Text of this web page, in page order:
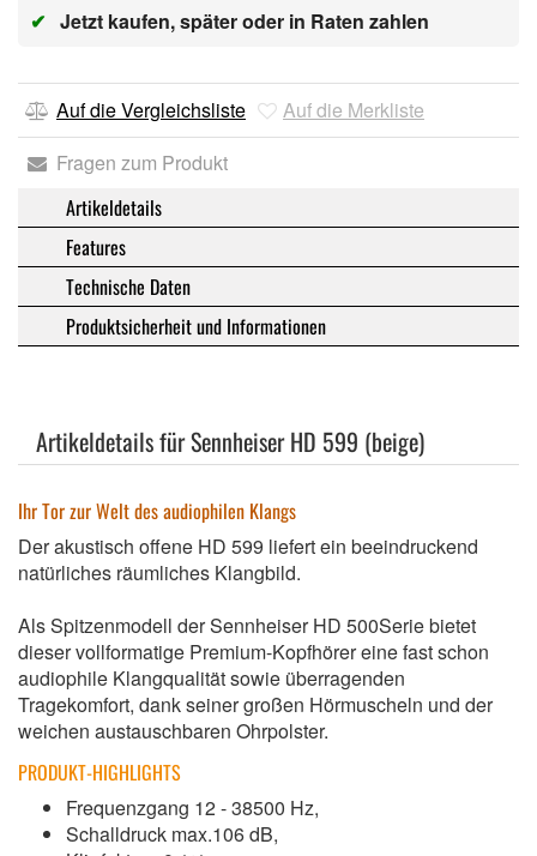
✔ Jetzt kaufen, später oder in Raten zahlen
Auf die Vergleichsliste
Auf die Merkliste
Fragen zum Produkt
Artikeldetails
Features
Technische Daten
Produktsicherheit und Informationen
Artikeldetails für Sennheiser HD 599 (beige)
Ihr Tor zur Welt des audiophilen Klangs
Der akustisch offene HD 599 liefert ein beeindruckend
natürliches räumliches Klangbild.
Als Spitzenmodell der Sennheiser HD 500Serie bietet
dieser vollformatige Premium-Kopfhörer eine fast schon
audiophile Klangqualität sowie überragenden
Tragekomfort, dank seiner großen Hörmuscheln und der
weichen austauschbaren Ohrpolster.
PRODUKT-HIGHLIGHTS
Frequenzgang 12 - 38500 Hz,
Schalldruck max.106 dB,